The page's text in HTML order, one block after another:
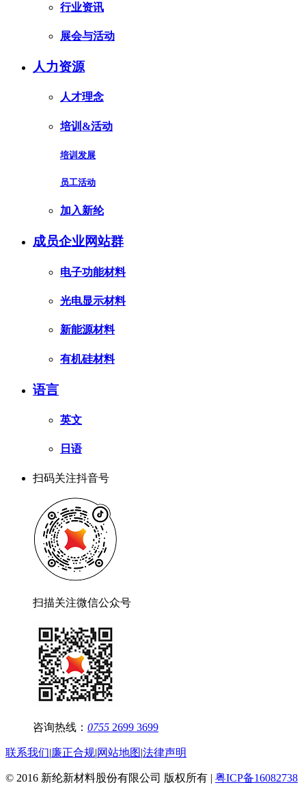
行业资讯
展会与活动
人力资源
人才理念
培训&活动
培训发展
员工活动
加入新纶
成员企业网站群
电子功能材料
光电显示材料
新能源材料
有机硅材料
语言
英文
日语
扫码关注抖音号
扫描关注微信公众号
咨询热线： 0755 2699 3699
联系我们|廉正合规|网站地图|法律声明
© 2016 新纶新材料股份有限公司 版权所有 | 粤ICP备16082738